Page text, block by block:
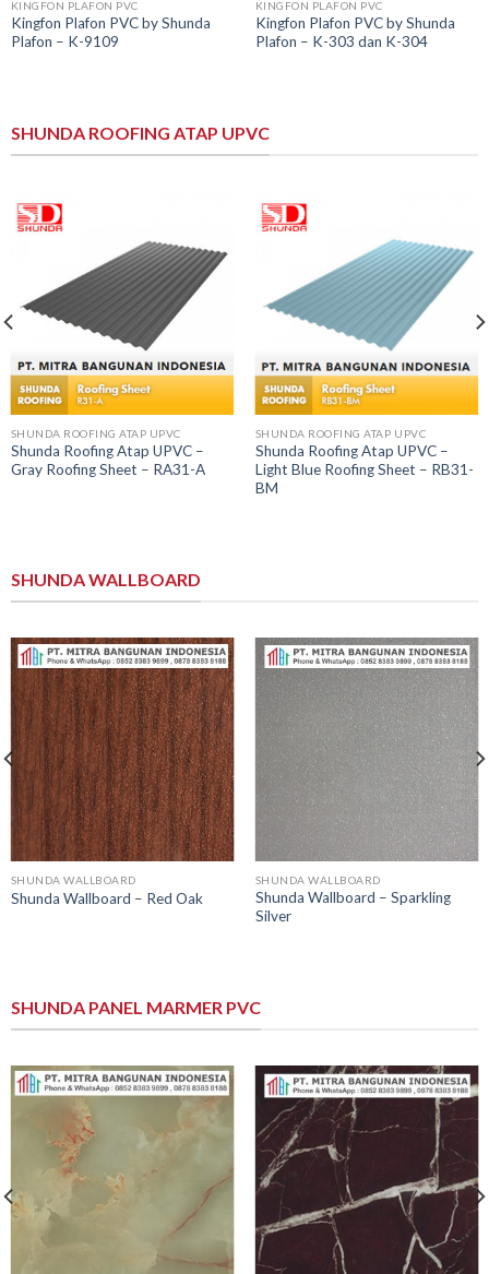
KINGFON PLAFON PVC
Kingfon Plafon PVC by Shunda
Plafon – K-9109
KINGFON PLAFON PVC
Kingfon Plafon PVC by Shunda
Plafon – K-303 dan K-304
SHUNDA ROOFING ATAP UPVC
SHUNDA ROOFING ATAP UPVC
Shunda Roofing Atap UPVC –
Gray Roofing Sheet – RA31-A
SHUNDA ROOFING ATAP UPVC
Shunda Roofing Atap UPVC –
Light Blue Roofing Sheet – RB31-
BM
SHUNDA WALLBOARD
SHUNDA WALLBOARD
Shunda Wallboard – Red Oak
SHUNDA WALLBOARD
Shunda Wallboard – Sparkling
Silver
SHUNDA PANEL MARMER PVC